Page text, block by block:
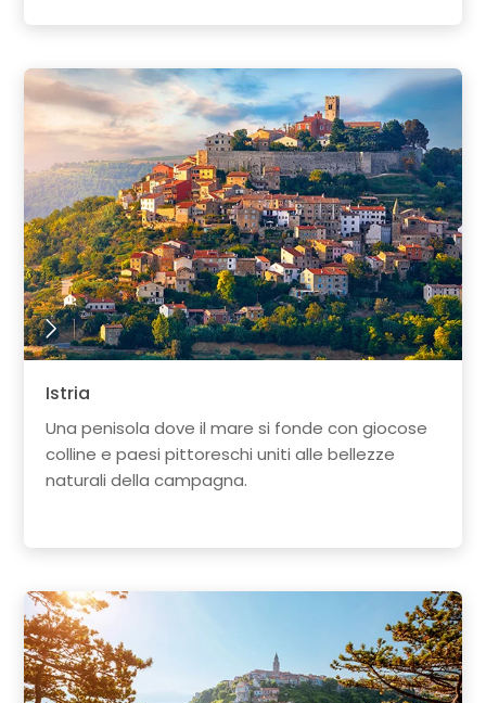
Istria
Una penisola dove il mare si fonde con giocose
colline e paesi pittoreschi uniti alle bellezze
naturali della campagna.